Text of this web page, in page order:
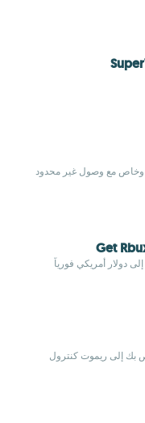
Get
بك إلى ريموت كنترول